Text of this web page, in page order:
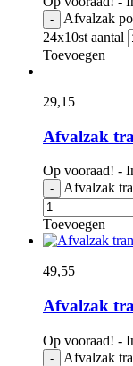
-
Afvalzak
24x10st aantal
Toevoegen
29,15
Afvalzak
Op vooraad! -
- Afvalzak
Toevoegen
49,55
Afvalzak
Op vooraad! -
- Afvalzak